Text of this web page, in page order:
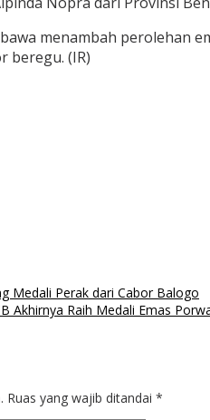
menambah perolehan
beregu. (IR)
Medali Perak dari Cabor Balogo
Akhirnya Raih Medali Emas
Ruas yang wajib ditandai *